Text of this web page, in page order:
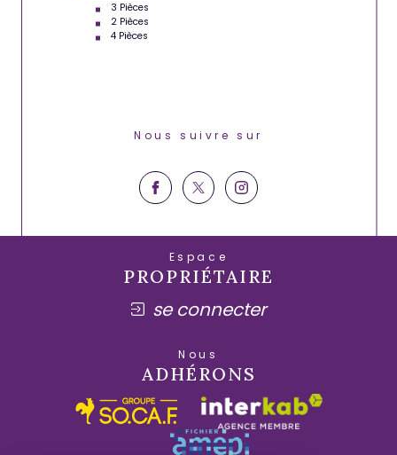
3 Pièces
2 Pièces
4 Pièces
Nous suivre sur
Espace
PROPRIÉTAIRE
se connecter
Nous
ADHÉRONS